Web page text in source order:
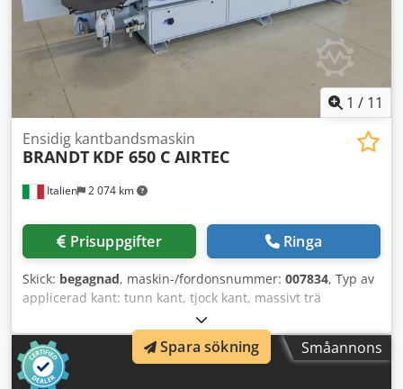
1 / 11
Italien 2 074 km
Ensidig kantbandsmaskin
BRANDT KDF 650 C AIRTEC
Prisuppgifter Ringa
Skick: begagnad, maskin-/fordonsnummer: 007834, Typ av
applicerad kant: tunn kant, tjock kant, massivt trä
Limningssystem: EVA, varmluft Dksdpfxov Sf I Eo Aldjr
Fogfräsning: ja Multifunktionsaggregat: ja Max.
matningshastighet: 18 m/min Maximal skivtjocklek: 60 mm
Arbetsaggregat: 8 st
Småannons
Spara sökning